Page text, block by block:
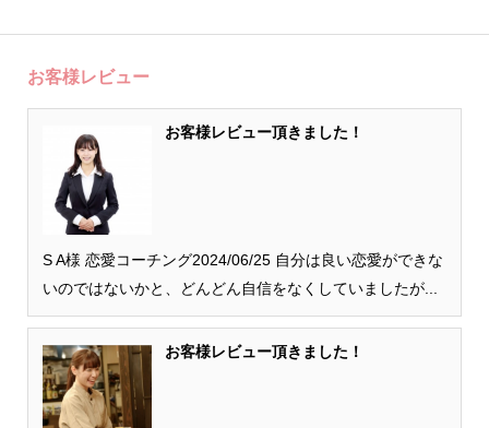
お客様レビュー
お客様レビュー頂きました！
S A様 恋愛コーチング2024/06/25 自分は良い恋愛ができな
いのではないかと、どんどん自信をなくしていましたが...
お客様レビュー頂きました！